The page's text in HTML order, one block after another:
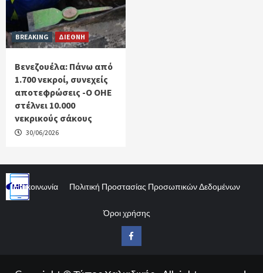
BREAKING ΔΙΕΘΝΗ
Βενεζουέλα: Πάνω από
1.700 νεκροί, συνεχείς
αποτεφρώσεις -Ο ΟΗΕ
στέλνει 10.000
νεκρικούς σάκους
30/06/2026
Επικοινωνία Πολιτική Προστασίας Προσωπικών Δεδομένων
Όροι χρήσης
Facebook